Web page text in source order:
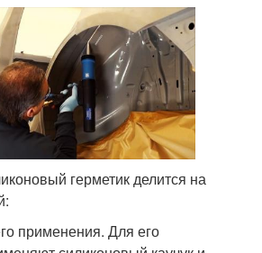
герметик делится на
применения. Для его